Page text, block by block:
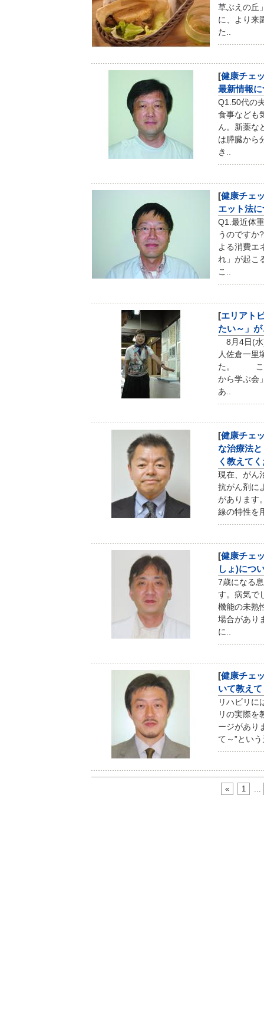
草ぶえの丘
に、より来
た..
[健康チェ
最新情報
Q1.50代の
食事なども
ん。新薬な
は膵臓から
き..
[健康チェ
エット法
Q1.最近体
うのですか
よる消費エ
れ」が起こ
こ..
[エリアト
たい～」
8月4日(水
人佐倉一里
た。 これ
から学ぶ会
あ..
[健康チェ
な治療法
く教えて
現在、がん
抗がん剤に
があります
線の特性を
[健康チェ
しょ)につ
7歳になる
す。病気で
機能の未熟
場合があり
に..
[健康チェ
いて教え
リハビリに
リの実際を
ージがあり
て～”とい
« 1 ...